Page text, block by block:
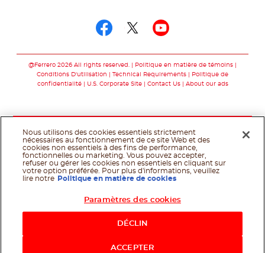
@Ferrero 2026 All rights reserved.
Politique en matière de témoins
Conditions D'utilisation
Technical Requirements
Politique de
confidentialité
U.S. Corporate Site Contact Us About our ads
Nous utilisons des cookies essentiels strictement
nécessaires au fonctionnement de ce site Web et des
cookies non essentiels à des fins de performance,
fonctionnelles ou marketing. Vous pouvez accepter,
refuser ou gérer les cookies non essentiels en cliquant sur
votre option préférée. Pour plus d'informations, veuillez
lire notre
Politique en matière de cookies
Paramètres des cookies
DÉCLIN
ACCEPTER